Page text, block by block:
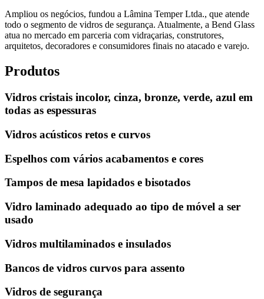
Ampliou os negócios, fundou a Lâmina Temper Ltda., que atende
todo o segmento de vidros de segurança. Atualmente, a Bend Glass
atua no mercado em parceria com vidraçarias, construtores,
arquitetos, decoradores e consumidores finais no atacado e varejo.
Produtos
Vidros cristais incolor, cinza, bronze, verde, azul em
todas as espessuras
Vidros acústicos retos e curvos
Espelhos com vários acabamentos e cores
Tampos de mesa lapidados e bisotados
Vidro laminado adequado ao tipo de móvel a ser
usado
Vidros multilaminados e insulados
Bancos de vidros curvos para assento
Vidros de segurança